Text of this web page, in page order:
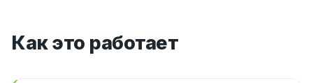
Как это работает